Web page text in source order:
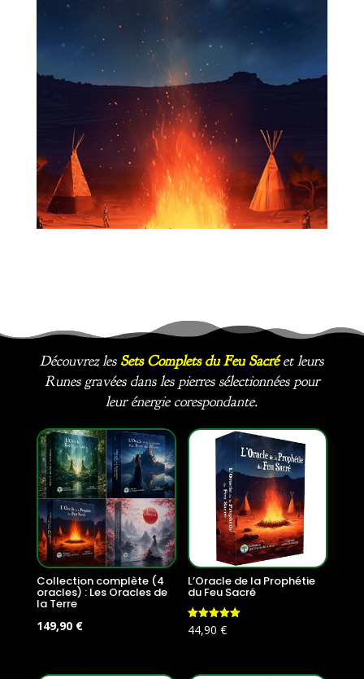
Découvrez lesSets Complets du Feu Sacréet leurs
Runes gravées dans les pierres sélectionnées pour
leur énergie corespondante.
Collection complète (4
oracles) : Les Oracles de
la Terre
Le
149,90 €Le
L’Oracle de la Prophétie
du Feu Sacré
Note
5.00
44,90€